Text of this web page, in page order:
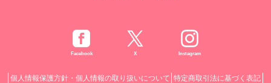
Facebook X Instagram
個人情報保護方針・個人情報の取り扱いについて 特定商取引法に基づく表記